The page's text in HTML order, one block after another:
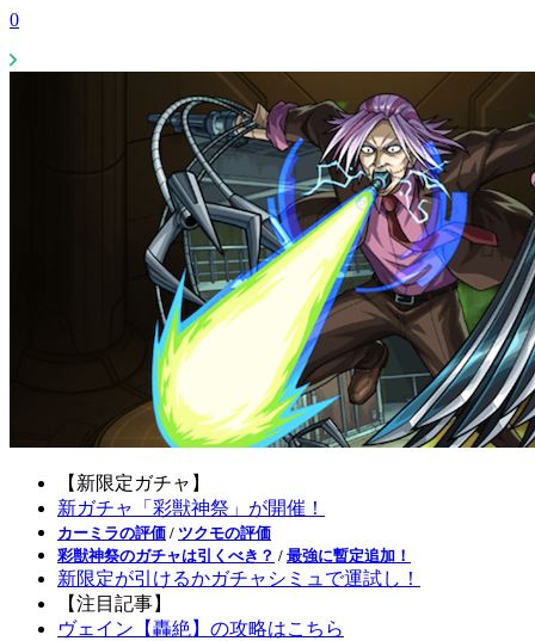
0
【新限定ガチャ】
新ガチャ「彩獣神祭」が開催！
カーミラの評価 / ツクモの評価
彩獣神祭のガチャは引くべき？ / 最強に暫定追加！
新限定が引けるかガチャシミュで運試し！
【注目記事】
ヴェイン【轟絶】の攻略はこちら